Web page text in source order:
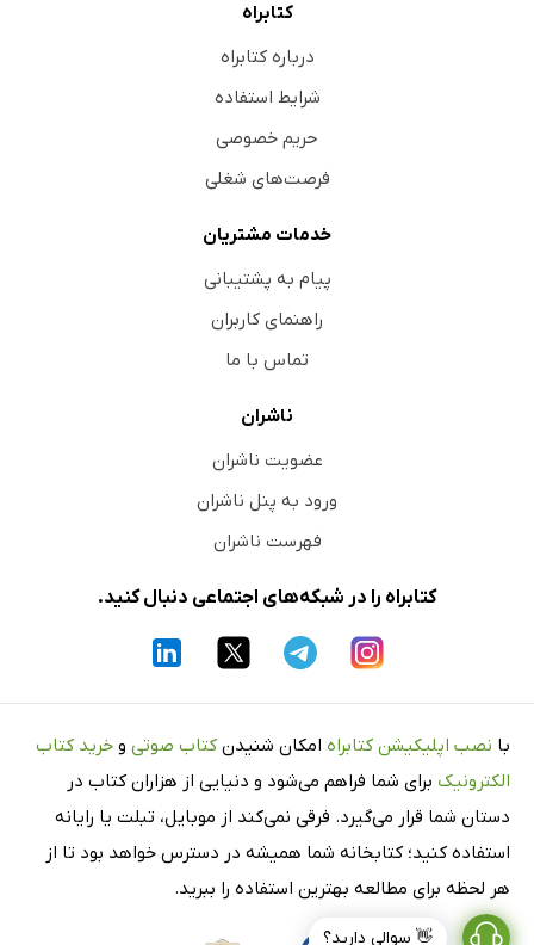
👋 سوالی دارید؟
کتابراه
درباره کتابراه
شرایط استفاده
حریم خصوصی
فرصت‌های شغلی
خدمات مشتریان
پیام به پشتیبانی
راهنمای کاربران
تماس با ما
ناشران
عضویت ناشران
ورود به پنل ناشران
فهرست ناشران
کتابراه را در شبکه‌های اجتماعی دنبال کنید.
با نصب اپلیکیشن کتابراه امکان شنیدن کتاب صوتی و خرید کتاب
الکترونیک برای شما فراهم می‌شود و دنیایی از هزاران کتاب در
دستان شما قرار می‌گیرد. فرقی نمی‌کند از موبایل، تبلت یا رایانه
استفاده کنید؛ کتابخانه شما همیشه در دسترس خواهد بود تا از
هر لحظه برای مطالعه بهترین استفاده را ببرید.